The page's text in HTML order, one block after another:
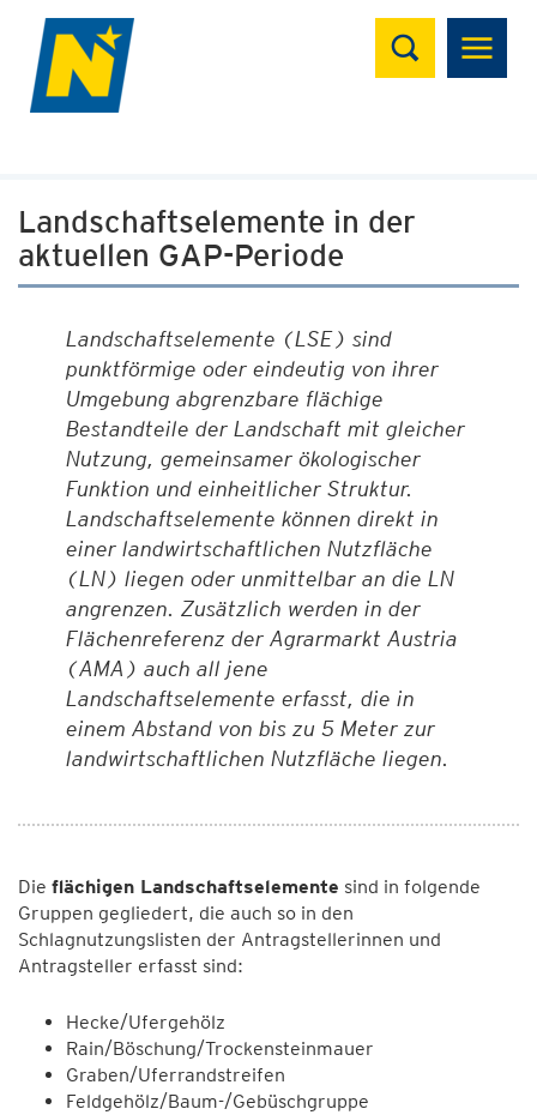
Suchen
Landschaftselemente in der
aktuellen GAP-Periode
Landschaftselemente (LSE) sind
punktförmige oder eindeutig von ihrer
Umgebung abgrenzbare flächige
Bestandteile der Landschaft mit gleicher
Nutzung, gemeinsamer ökologischer
Funktion und einheitlicher Struktur.
Landschaftselemente können direkt in
einer landwirtschaftlichen Nutzfläche
(LN) liegen oder unmittelbar an die LN
angrenzen. Zusätzlich werden in der
Flächenreferenz der Agrarmarkt Austria
(AMA) auch all jene
Landschaftselemente erfasst, die in
einem Abstand von bis zu 5 Meter zur
landwirtschaftlichen Nutzfläche liegen.
Die flächigen Landschaftselemente sind in folgende
Gruppen gegliedert, die auch so in den
Schlagnutzungslisten der Antragstellerinnen und
Antragsteller erfasst sind:
Hecke/Ufergehölz
Rain/Böschung/Trockensteinmauer
Graben/Uferrandstreifen
Feldgehölz/Baum-/Gebüschgruppe